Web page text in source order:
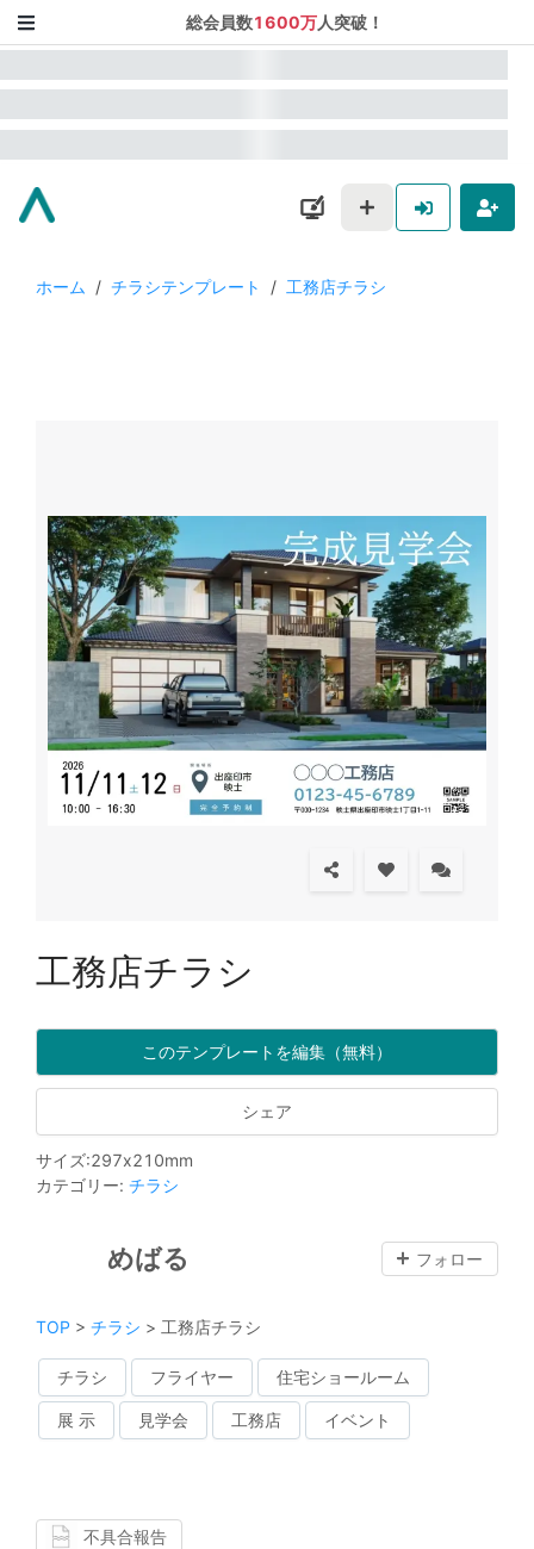
総会員数1600万人突破！
ホーム / チラシテンプレート / 工務店チラシ
工務店チラシ
このテンプレートを編集（無料）
シェア
サイズ:297x210mm
カテゴリー: チラシ
めばる フォロー
TOP > チラシ > 工務店チラシ
チラシ フライヤー 住宅ショールーム
展 示 見学会 工務店 イベント
不具合報告